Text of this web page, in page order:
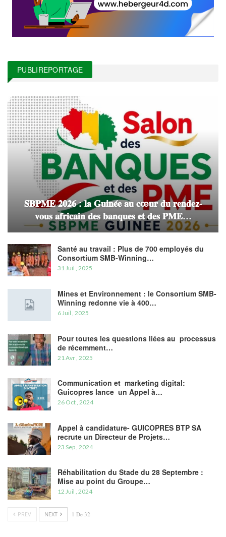
PUBLIREPORTAGE
𝐒𝐁𝐏𝐌𝐄 𝟐𝟎𝟐𝟔 : 𝐥𝐚 𝐆𝐮𝐢𝐧𝐞́𝐞 𝐚𝐮 𝐜œ𝐮𝐫 𝐝𝐮 𝐫𝐞𝐧𝐝𝐞𝐳-
𝐯𝐨𝐮𝐬 𝐚𝐟𝐫𝐢𝐜𝐚𝐢𝐧 𝐝𝐞𝐬 𝐛𝐚𝐧𝐪𝐮𝐞𝐬 𝐞𝐭 𝐝𝐞𝐬 𝐏𝐌𝐄…
Santé au travail : Plus de 700 employés du
Consortium SMB-Winning…
31 Juil , 2025
Mines et Environnement : le Consortium SMB-
Winning redonne vie à 400…
6 Juil , 2025
Pour toutes les questions liées au processus
de récemment…
21 Avr , 2025
Communication et marketing digital:
Guicopres lance un Appel à…
26 Oct , 2024
Appel à candidature- GUICOPRES BTP SA
recrute un Directeur de Projets…
23 Sep , 2024
Réhabilitation du Stade du 28 Septembre :
Mise au point du Groupe…
12 Juil , 2024
PREV NEXT 1 De 32